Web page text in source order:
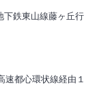
鉄東山線藤ヶ丘行
都心環状線経由１